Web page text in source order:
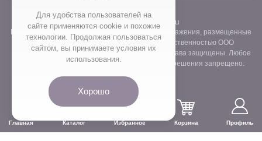
Главная Каталог Избранное Корзина Профиль
www.prostocvet.ru
Вся текстовая информация и графические изображения, размещенные
на сайте интернет-магазина, являются собственностью ООО
«ПРОСТОБУКЕТ» ОГРН 1157746211248. Все права защищены. Любое
использование контента без письменного разрешения запрещено.
Для удобства пользователей на
сайте применяются сookie и похожие
технологии. Продолжая пользоваться
сайтом, вы принимаете условия их
использования.
Хорошо